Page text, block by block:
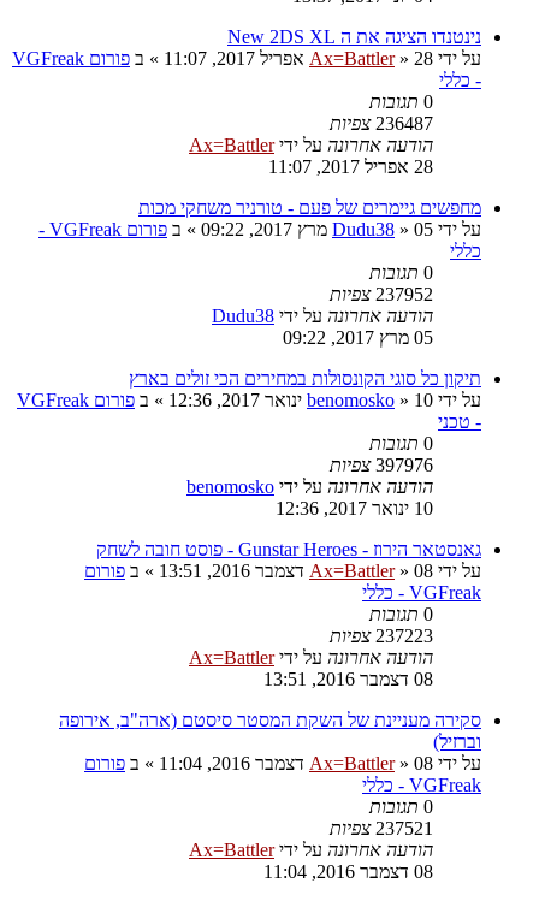
נינטנדו הציגה את ה New 2DS XL
על ידי
Ax=Battler» 28 אפריל 2017, 11:07 » ב
פורום VGFreak
- כללי
0 תגובות
236487 צפיות
הודעה אחרונה על ידיAx=Battler
28 אפריל 2017, 11:07
מחפשים גיימרים של פעם - טורניר משחקי מכות
על ידי
Dudu38 » 05 מרץ 2017, 09:22 » ב
פורום VGFreak -
כללי
0 תגובות
237952 צפיות
הודעה אחרונה על ידי Dudu38
05 מרץ 2017, 09:22
תיקון כל סוגי הקונסולות במחירים הכי זולים בארץ
על ידי
benomosko » 10 ינואר 2017, 12:36 » ב
פורום VGFreak
- טכני
0 תגובות
397976 צפיות
הודעה אחרונה על ידי benomosko
10 ינואר 2017, 12:36
גאנסטאר הירוז - Gunstar Heroes - פוסט חובה לשחק
על ידי
Ax=Battler» 08 דצמבר 2016, 13:51 » ב פורום
VGFreak - כללי
0 תגובות
237223 צפיות
הודעה אחרונה על ידיAx=Battler
08 דצמבר 2016, 13:51
סקירה מעניינת של השקת המסטר סיסטם (ארה"ב, אירופה
וברזיל)
על ידי
Ax=Battler» 08 דצמבר 2016, 11:04 » ב פורום
VGFreak - כללי
0 תגובות
237521 צפיות
הודעה אחרונה על ידיAx=Battler
08 דצמבר 2016, 11:04